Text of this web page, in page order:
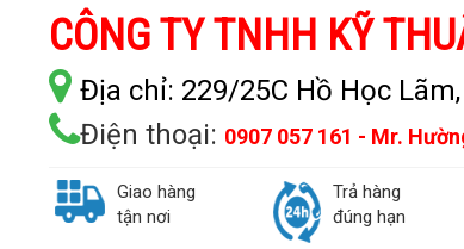
CÔNG TY TNHH KỸ
Địa chỉ: 229/25C Hồ Học
Điện thoại: 0907 057 161 - Mr.
Giao hàng
tận nơi
Trả hàng
đúng hạn